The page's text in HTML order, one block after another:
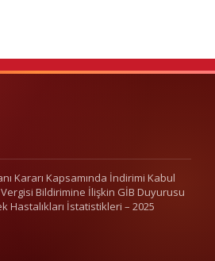
Kararı Kapsamında İndirimi Kabul
Bildirimine İlişkin GİB Duyurusu
Hastalıkları İstatistikleri – 2025